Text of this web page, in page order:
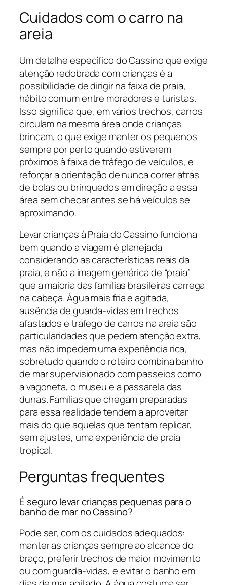
Cuidados com o carro na
areia
Um detalhe específico do Cassino que exige
atenção redobrada com crianças é a
possibilidade de dirigir na faixa de praia,
hábito comum entre moradores e turistas.
Isso significa que, em vários trechos, carros
circulam na mesma área onde crianças
brincam, o que exige manter os pequenos
sempre por perto quando estiverem
próximos à faixa de tráfego de veículos, e
reforçar a orientação de nunca correr atrás
de bolas ou brinquedos em direção a essa
área sem checar antes se há veículos se
aproximando.
Levar crianças à Praia do Cassino funciona
bem quando a viagem é planejada
considerando as características reais da
praia, e não a imagem genérica de “praia”
que a maioria das famílias brasileiras carrega
na cabeça. Água mais fria e agitada,
ausência de guarda-vidas em trechos
afastados e tráfego de carros na areia são
particularidades que pedem atenção extra,
mas não impedem uma experiência rica,
sobretudo quando o roteiro combina banho
de mar supervisionado com passeios como
a vagoneta, o museu e a passarela das
dunas. Famílias que chegam preparadas
para essa realidade tendem a aproveitar
mais do que aquelas que tentam replicar,
sem ajustes, uma experiência de praia
tropical.
Perguntas frequentes
É seguro levar crianças pequenas para o
banho de mar no Cassino?
Pode ser, com os cuidados adequados:
manter as crianças sempre ao alcance do
braço, preferir trechos de maior movimento
ou com guarda-vidas, e evitar o banho em